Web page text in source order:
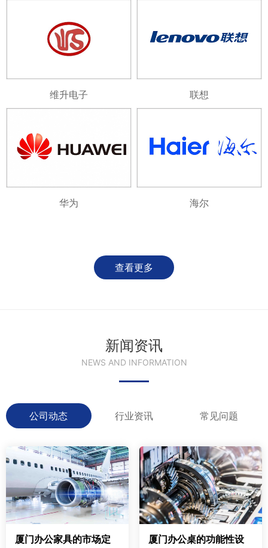
维升电子 联想
华为 海尔
查看更多
新闻资讯
NEWS AND INFORMATION
公司动态 行业资讯 常见问题
厦门办公家具的市场定
厦门办公桌的功能性设